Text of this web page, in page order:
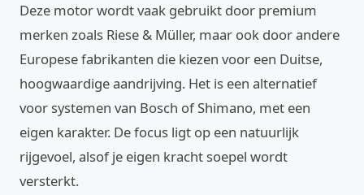
Deze motor wordt vaak gebruikt door premium
merken zoals Riese & Müller, maar ook door andere
Europese fabrikanten die kiezen voor een Duitse,
hoogwaardige aandrijving. Het is een alternatief
voor systemen van Bosch of Shimano, met een
eigen karakter. De focus ligt op een natuurlijk
rijgevoel, alsof je eigen kracht soepel wordt
versterkt.